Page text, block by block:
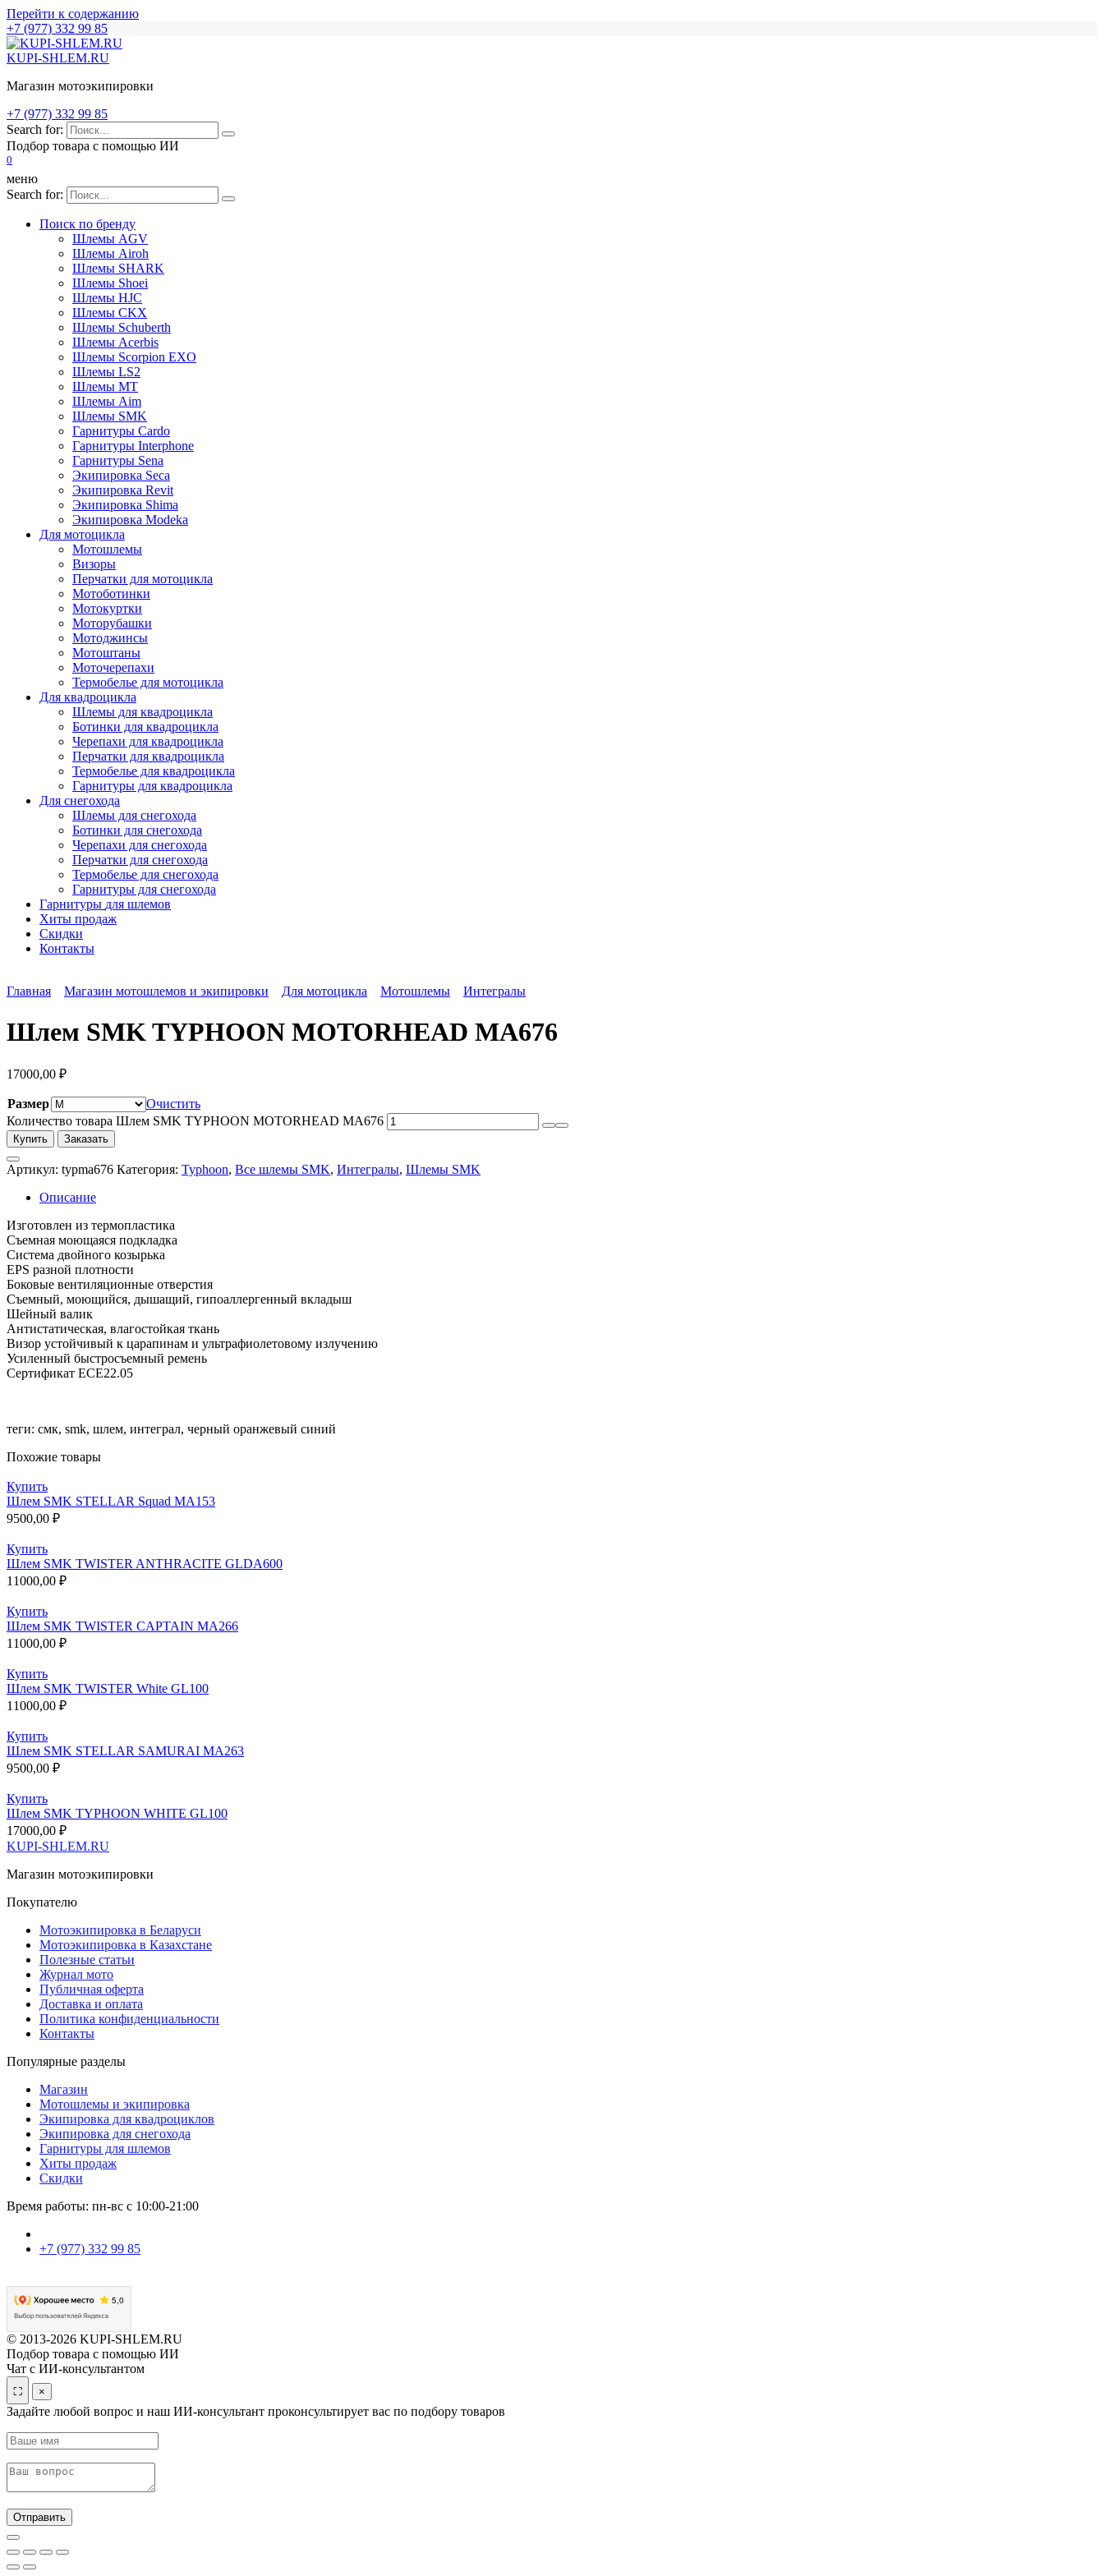
Перейти к содержанию
+7 (977) 332 99 85
KUPI-SHLEM.RU
Магазин мотоэкипировки
+7 (977) 332 99 85
Search for:
Подбор товара с помощью ИИ
0
меню
Search for:
Поиск по бренду
Шлемы AGV
Шлемы Airoh
Шлемы SHARK
Шлемы Shoei
Шлемы HJC
Шлемы CKX
Шлемы Schuberth
Шлемы Acerbis
Шлемы Scorpion EXO
Шлемы LS2
Шлемы MT
Шлемы Aim
Шлемы SMK
Гарнитуры Cardo
Гарнитуры Interphone
Гарнитуры Sena
Экипировка Seca
Экипировка Revit
Экипировка Shima
Экипировка Modeka
Для мотоцикла
Мотошлемы
Визоры
Перчатки для мотоцикла
Мотоботинки
Мотокуртки
Моторубашки
Мотоджинсы
Мотоштаны
Моточерепахи
Термобелье для мотоцикла
Для квадроцикла
Шлемы для квадроцикла
Ботинки для квадроцикла
Черепахи для квадроцикла
Перчатки для квадроцикла
Термобелье для квадроцикла
Гарнитуры для квадроцикла
Для снегохода
Шлемы для снегохода
Ботинки для снегохода
Черепахи для снегохода
Перчатки для снегохода
Термобелье для снегохода
Гарнитуры для снегохода
Гарнитуры для шлемов
Хиты продаж
Скидки
Контакты
Главная Магазин мотошлемов и экипировки Для мотоцикла Мотошлемы Интегралы
Шлем SMK TYPHOON MOTORHEAD MA676
17000,00 ₽
Размер
Очистить
Количество товара Шлем SMK TYPHOON MOTORHEAD MA676
Купить Заказать
Артикул: typma676 Категория: Typhoon, Все шлемы SMK, Интегралы, Шлемы SMK
Описание
Изготовлен из термопластика
Съемная моющаяся подкладка
Система двойного козырька
EPS разной плотности
Боковые вентиляционные отверстия
Съемный, моющийся, дышащий, гипоаллергенный вкладыш
Шейный валик
Антистатическая, влагостойкая ткань
Визор устойчивый к царапинам и ультрафиолетовому излучению
Усиленный быстросъемный ремень
Сертификат ECE22.05
теги: смк, smk, шлем, интеграл, черный оранжевый синий
Похожие товары
Купить
Шлем SMK STELLAR Squad MA153
9500,00 ₽
Купить
Шлем SMK TWISTER ANTHRACITE GLDA600
11000,00 ₽
Купить
Шлем SMK TWISTER CAPTAIN MA266
11000,00 ₽
Купить
Шлем SMK TWISTER White GL100
11000,00 ₽
Купить
Шлем SMK STELLAR SAMURAI MA263
9500,00 ₽
Купить
Шлем SMK TYPHOON WHITE GL100
17000,00 ₽
KUPI-SHLEM.RU
Магазин мотоэкипировки
Покупателю
Мотоэкипировка в Беларуси
Мотоэкипировка в Казахстане
Полезные статьи
Журнал мото
Публичная оферта
Доставка и оплата
Политика конфиденциальности
Контакты
Популярные разделы
Магазин
Мотошлемы и экипировка
Экипировка для квадроциклов
Экипировка для снегохода
Гарнитуры для шлемов
Хиты продаж
Скидки
Время работы: пн-вс с 10:00-21:00
+7 (977) 332 99 85
© 2013-2026 KUPI-SHLEM.RU
Подбор товара с помощью ИИ
Чат с ИИ-консультантом
⛶ ×
Задайте любой вопрос и наш ИИ-консультант проконсультирует вас по подбору товаров
Отправить